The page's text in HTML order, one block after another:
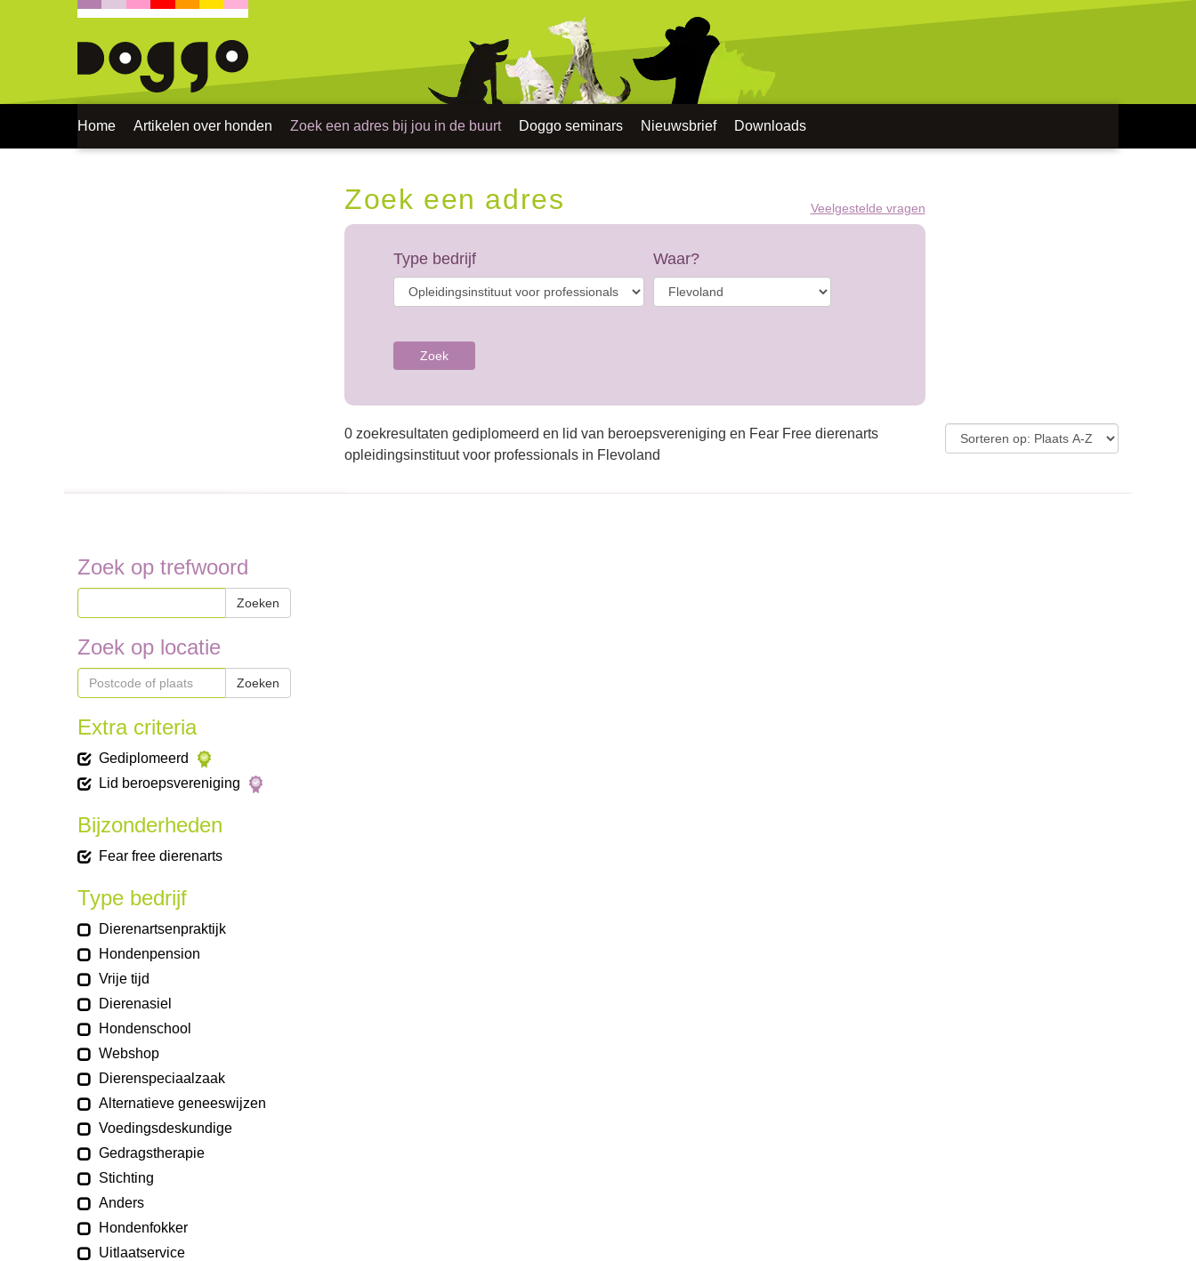
Home Artikelen over honden Zoek een adres bij jou in de buurt Doggo seminars Nieuwsbrief Downloads
Zoek een adres Veelgestelde vragen
Type bedrijf Waar?
Zoek
0 zoekresultaten gediplomeerd en lid van beroepsvereniging en Fear Free dierenarts
opleidingsinstituut voor professionals in Flevoland
Zoek op trefwoord
Zoeken
Zoek op locatie
Zoeken
Extra criteria
Gediplomeerd
Lid beroepsvereniging
Bijzonderheden
Fear free dierenarts
Type bedrijf
Dierenartsenpraktijk
Hondenpension
Vrije tijd
Dierenasiel
Hondenschool
Webshop
Dierenspeciaalzaak
Alternatieve geneeswijzen
Voedingsdeskundige
Gedragstherapie
Stichting
Anders
Hondenfokker
Uitlaatservice